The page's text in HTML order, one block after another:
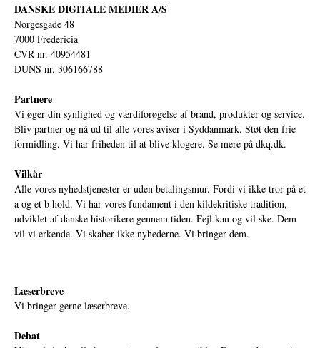
DANSKE DIGITALE MEDIER A/S
Norgesgade 48
7000 Fredericia
CVR nr. 40954481
DUNS nr. 306166788
Partnere
Vi øger din synlighed og værdiforøgelse af brand, produkter og service.
Bliv partner og nå ud til alle vores aviser i Syddanmark. Støt den frie
formidling. Vi har friheden til at blive klogere. Se mere på dkq.dk.
Vilkår
Alle vores nyhedstjenester er uden betalingsmur. Fordi vi ikke tror på et
a og et b hold. Vi har vores fundament i den kildekritiske tradition,
udviklet af danske historikere gennem tiden. Fejl kan og vil ske. Dem
vil vi erkende. Vi skaber ikke nyhederne. Vi bringer dem.
Læserbreve
Vi bringer gerne læserbreve.
Debat